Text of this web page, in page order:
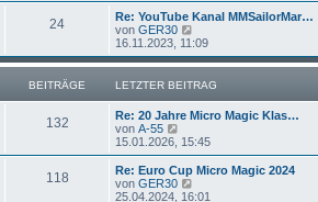
r
r
B
e
i
t
a
g
e
s
t
r
B
e
i
t
a
g
24
Re: YouTube Kanal MMSailorMar…
von GER30
e
u
e
s
r
e
i
t
16.11.2023, 11:09
BEITRÄGE LETZTER BEITRAG
132
Re: 20 Jahre Micro Magic Klas…
von A-55
e
u
e
s
t
15.01.2026, 15:45
118
Re: Euro Cup Micro Magic 2024
von GER30
e
25.04.2024, 16:01